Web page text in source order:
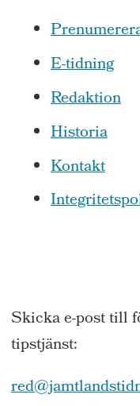
E-tidning
Redaktion
Historia
Kontakt
Skicka e-post till
tipstjänst: